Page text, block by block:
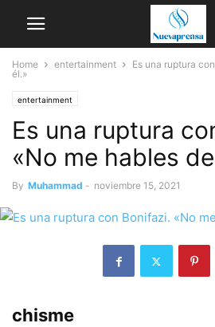
Home entertainment
Es una ruptura
él.»
entertainment
Es una ruptura
«No me hables
By Muhammad - noviembre 15, 2021
chisme